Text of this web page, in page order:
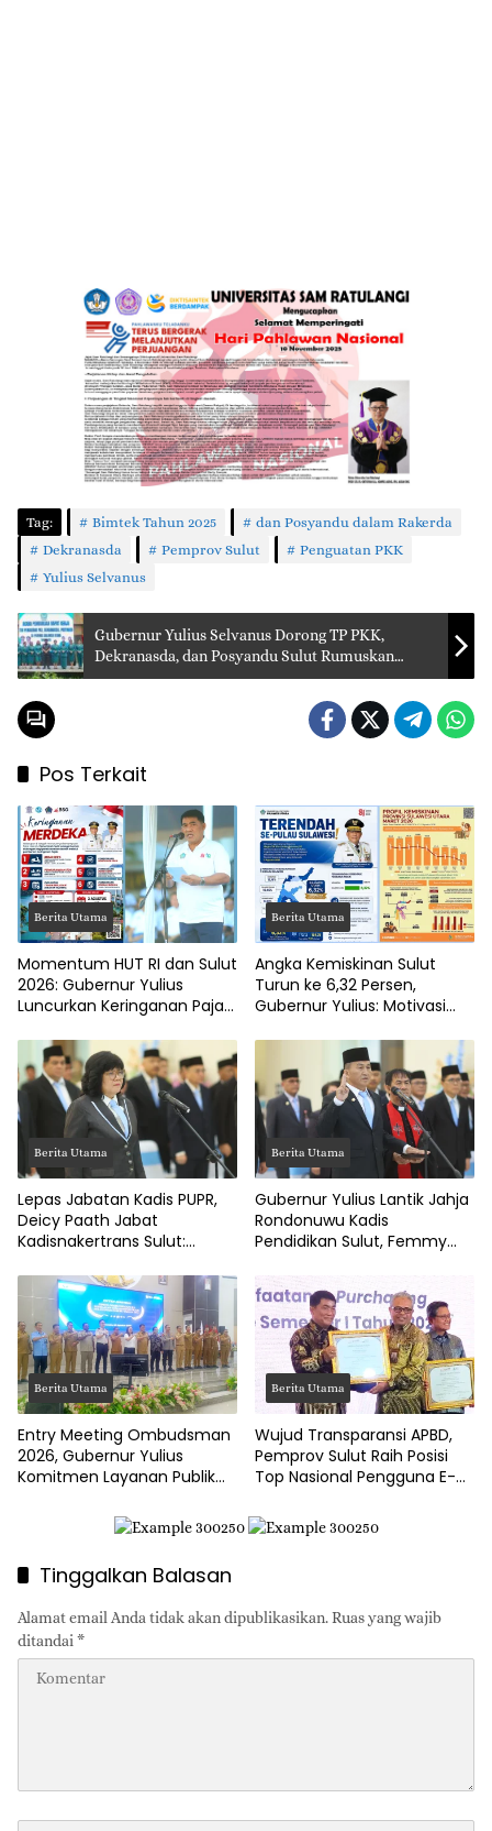
Tag: Bimtek Tahun 2025
dan Posyandu dalam Rakerda
Dekranasda
Pemprov Sulut
Penguatan PKK
Yulius Selvanus
Gubernur Yulius Selvanus Dorong TP PKK,
Dekranasda, dan Posyandu Sulut Rumuskan
Program Inovatif untuk Kesejahteraan
Pos Terkait
Berita Utama
Momentum HUT RI dan Sulut
2026: Gubernur Yulius
Luncurkan Keringanan Pajak
Berita Utama
Angka Kemiskinan Sulut
Turun ke 6,32 Persen,
Gubernur Yulius: Motivasi
Berita Utama
Lepas Jabatan Kadis PUPR,
Deicy Paath Jabat
Kadisnakertrans Sulut:
Benahi BLK!
Berita Utama
Gubernur Yulius Lantik Jahja
Rondonuwu Kadis
Pendidikan Sulut, Femmy
Berita Utama
Entry Meeting Ombudsman
2026, Gubernur Yulius
Komitmen Layanan Publik
Berita Utama
Wujud Transparansi APBD,
Pemprov Sulut Raih Posisi
Top Nasional Pengguna E-
Tinggalkan Balasan
Alamat email Anda tidak akan dipublikasikan.Ruas yang wajib
ditandai *